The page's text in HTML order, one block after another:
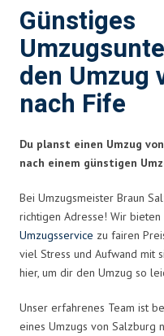
Günstiges
den Umzug
nach Fife
Du planst einen Umzug
nach einem günstigen
Bei Umzugsmeister Braun
richtigen Adresse! Wir
Umzugsservice zu fairen
viel Stress und Aufwand mit
hier, um dir den Umzug so
Unser erfahrenes Team ist
eines Umzugs von Salzburg